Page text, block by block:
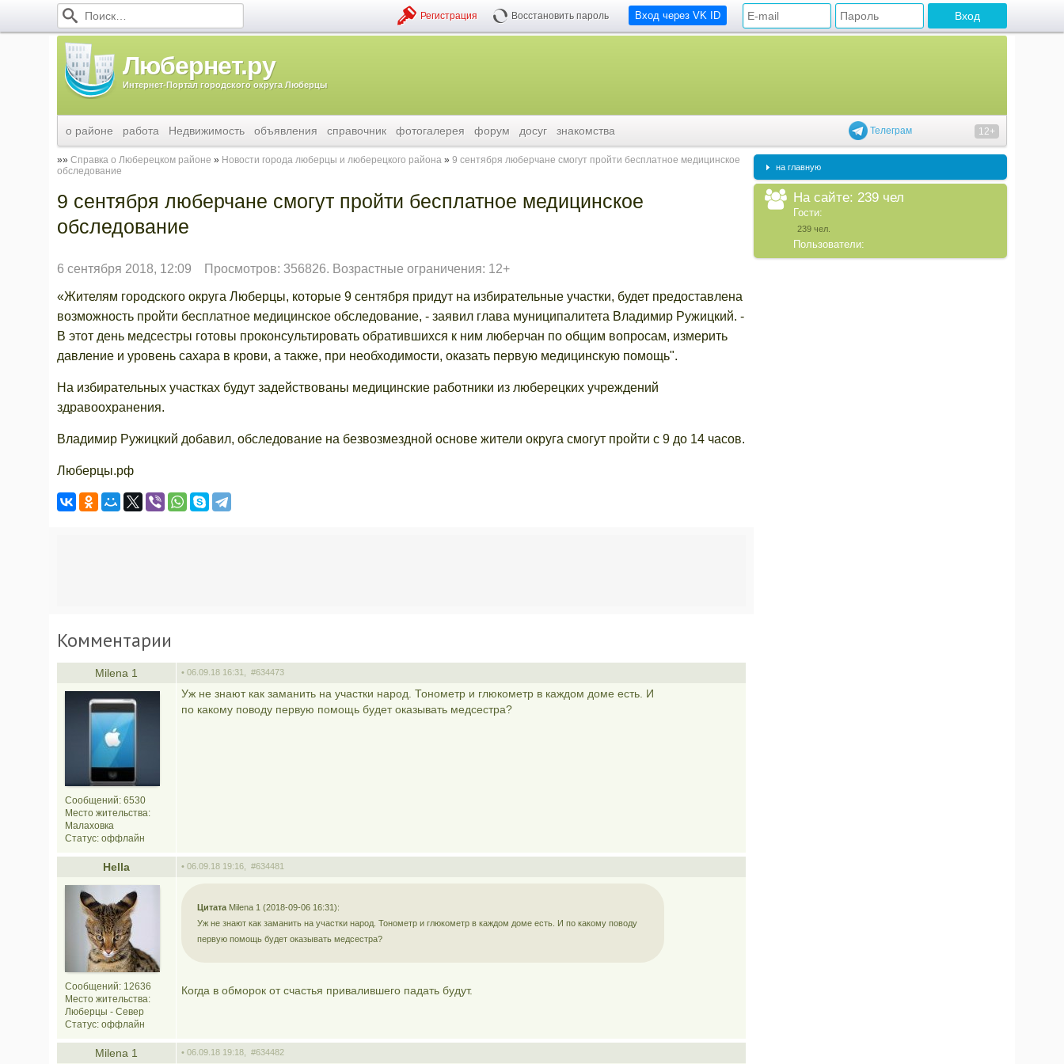
Вход через VK ID
Регистрация Восстановить пароль
Любернет.ру
Интернет-Портал городского округа Люберцы
Телеграм 12+
о районе работа Недвижимость объявления справочник фотогалерея форум досуг знакомства
Справка о Люберецком районе Новости города люберцы и люберецкого района
9 сентября люберчане смогут пройти бесплатное медицинское
обследование
9 сентября люберчане смогут пройти бесплатное медицинское
обследование
6 сентября 2018, 12:09 Просмотров: 356826. Возрастные ограничения: 12+
«Жителям городского округа Люберцы, которые 9 сентября придут на избирательные участки, будет предоставлена
возможность пройти бесплатное медицинское обследование, - заявил глава муниципалитета Владимир Ружицкий. -
В этот день медсестры готовы проконсультировать обратившихся к ним люберчан по общим вопросам, измерить
давление и уровень сахара в крови, а также, при необходимости, оказать первую медицинскую помощь".
На избирательных участках будут задействованы медицинские работники из люберецких учреждений
здравоохранения.
Владимир Ружицкий добавил, обследование на безвозмездной основе жители округа смогут пройти с 9 до 14 часов.
Люберцы.рф
Комментарии
Мilena 1 • 06.09.18 16:31, #634473
Сообщений: 6530
Место жительства:
Малаховка
Статус: оффлайн
Уж не знают как заманить на участки народ. Тонометр и глюкометр в каждом доме есть. И
по какому поводу первую помощь будет оказывать медсестра?
Hella • 06.09.18 19:16, #634481
Сообщений: 12636
Место жительства:
Люберцы - Север
Статус: оффлайн
Цитата Мilena 1 (2018-09-06 16:31):
Уж не знают как заманить на участки народ. Тонометр и глюкометр в каждом доме есть. И по какому поводу
первую помощь будет оказывать медсестра?
Когда в обморок от счастья привалившего падать будут.
Мilena 1 • 06.09.18 19:18, #634482
на главную
На сайте: 239 чел
Гости:
239 чел.
Пользователи: